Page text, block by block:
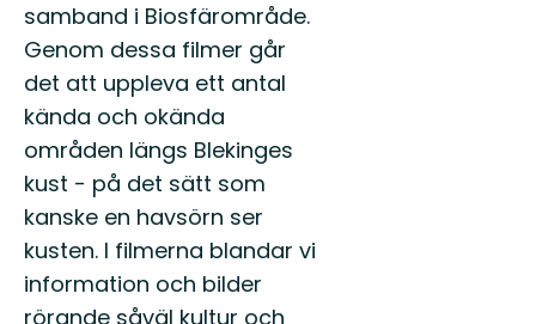
samband i Biosfärområde.
Genom dessa filmer går
det att uppleva ett antal
kända och okända
områden längs Blekinges
kust - på det sätt som
kanske en havsörn ser
kusten. I filmerna blandar vi
information och bilder
rörande såväl kultur och